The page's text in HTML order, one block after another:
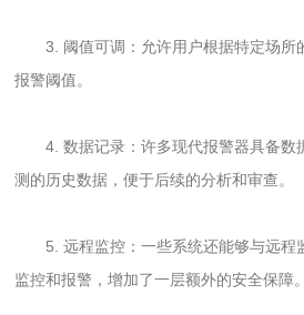
3. 阈值可调：允许用户根据特定场所
报警阈值。
4. 数据记录：许多现代报警器具备数
测的历史数据，便于后续的分析和审查。
5. 远程监控：一些系统还能够与远程
监控和报警，增加了一层额外的安全保障。